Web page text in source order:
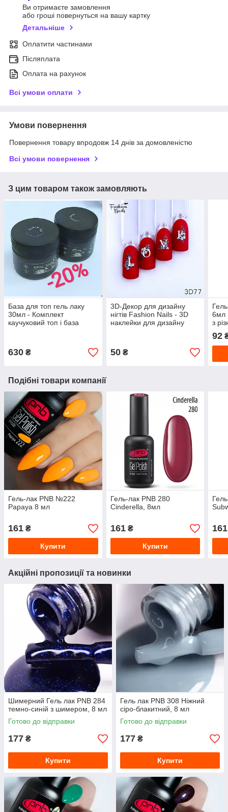
Ви отримаєте замовлення
або гроші повернуться на вашу картку
Детальніше
Оплатити частинами
Післяплата
Оплата на рахунок
Всі умови оплати
Умови повернення
Повернення товару впродовж 14 днів за домовленістю
Всі умови повернення
З цим товаром також замовляють
База для топ гель лаку
30мл - Комплект
каучуковий топ і база
630 ₴
3D-Декор для дизайну
нігтів Fashion Nails - 3D
наклейки для дизайну
50₴
6мл
з
92
Подібні товари компанії
Гель-лак PNB №222
Papaya 8 мл
161 ₴
Купити
Гель-лак PNB 280
Cinderella, 8мл
161₴
Купити
161
Акційні пропозиції та новинки
Шимерний Гель лак PNB 284
темно-синій з шимером, 8 мл
Готово до відправки
177 ₴
Купити
Гель лак PNB 308 Ніжний
сіро-блакитний, 8 мл
Готово до відправки
177 ₴
Купити